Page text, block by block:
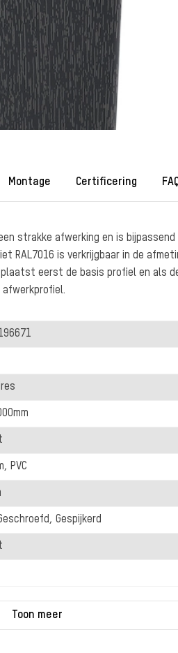
Montage Certificering
strakke afwerking en is bijpassend
RAL7016 is verkrijgbaar in de
eerst de basis profiel en als
PVC
Gespijkerd